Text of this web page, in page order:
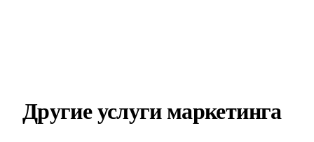
Другие услуги маркетинга